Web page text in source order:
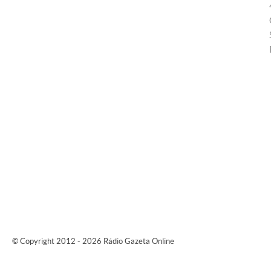
© Copyright 2012 - 2026 Rádio Gazeta Online